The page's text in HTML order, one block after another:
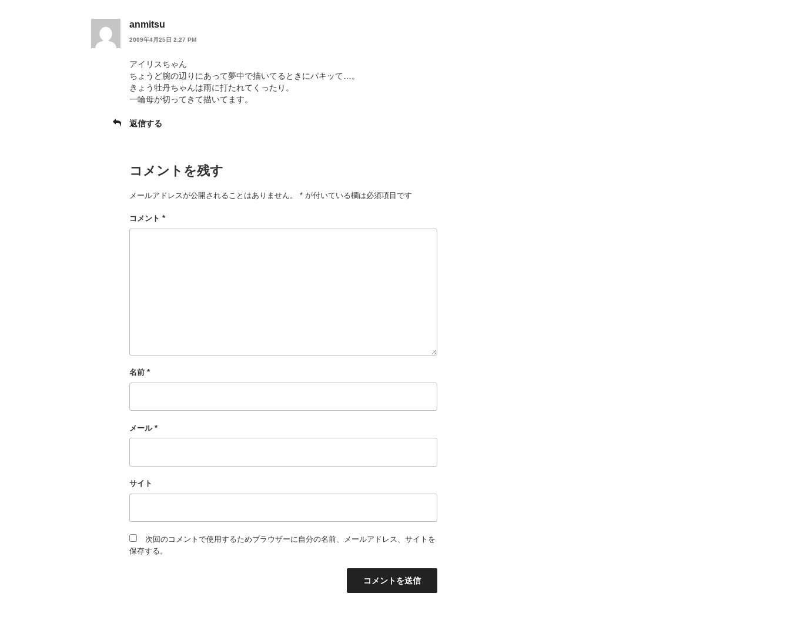
anmitsu
2009年4月25日 2:27 PM
アイリスちゃん
ちょうど腕の辺りにあって夢中で描いてるときにパキッて…。
きょう牡丹ちゃんは雨に打たれてくったり。
一輪母が切ってきて描いてます。
返信する
コメントを残す
メールアドレスが公開されることはありません。 * が付いている欄は必須項目です
コメント *
名前 *
メール *
サイト
次回のコメントで使用するためブラウザーに自分の名前、メールアドレス、サイトを
保存する。